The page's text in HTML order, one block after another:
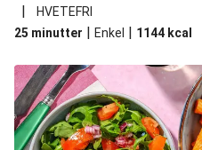
|
HVETEFRI
25 minutter | Enkel | 1144 kcal